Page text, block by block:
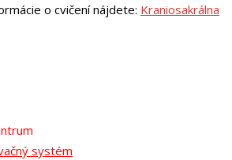
o cvičení nájdete: Kraniosakrálna
systém